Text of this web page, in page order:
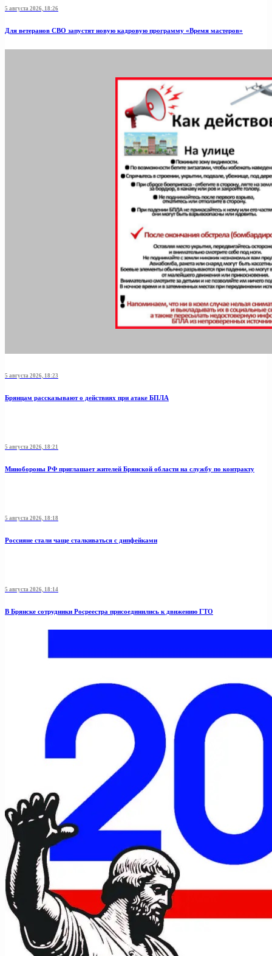
5 августа 2026, 18:26
Для ветеранов СВО запустят новую кадровую программу «Время мастеров»
5 августа 2026, 18:23
Брянцам рассказывают о действиях при атаке БПЛА
5 августа 2026, 18:21
Минобoроны РФ приглaшaет житeлeй Брянской области на службу по контракту
5 августа 2026, 18:18
Россияне стали чаще сталкиваться с дипфейками
5 августа 2026, 18:14
В Брянске сотрудники Росреестра присоединились к движению ГТО